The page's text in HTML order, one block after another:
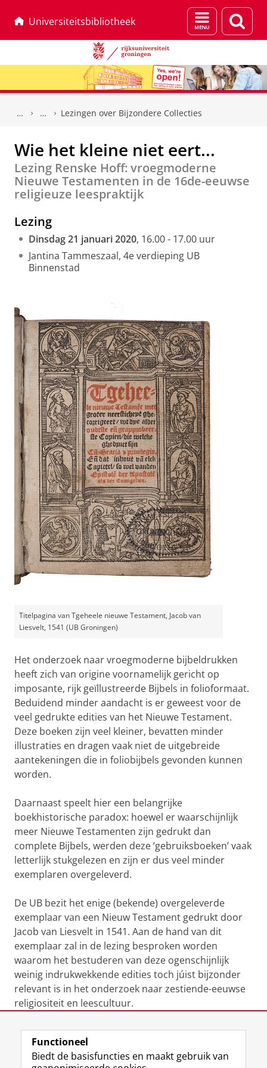
Universiteitsbibliotheek
Menu
en
Lezingen over Bijzondere Collecties
Wie het kleine niet eert...
Lezing Renske Hoff: vroegmoderne
Nieuwe Testamenten in de 16de-eeuwse
religieuze leespraktijk
Lezing
Dinsdag 21 januari 2020, 16.00 - 17.00 uur
Jantina Tammeszaal, 4e verdieping UB
Binnenstad
Titelpagina van Tgeheele nieuwe Testament, Jacob van
Liesvelt, 1541 (UB Groningen)
Het onderzoek naar vroegmoderne bijbeldrukken
heeft zich van origine voornamelijk gericht op
imposante, rijk geïllustreerde Bijbels in folioformaat.
Beduidend minder aandacht is er geweest voor de
veel gedrukte edities van het Nieuwe Testament.
Deze boeken zijn veel kleiner, bevatten minder
illustraties en dragen vaak niet de uitgebreide
aantekeningen die in foliobijbels gevonden kunnen
worden.
Daarnaast speelt hier een belangrijke
boekhistorische paradox: hoewel er waarschijnlijk
meer Nieuwe Testamenten zijn gedrukt dan
complete Bijbels, werden deze ‘gebruiksboeken’ vaak
letterlijk stukgelezen en zijn er dus veel minder
exemplaren overgeleverd.
De UB bezit het enige (bekende) overgeleverde
exemplaar van een Nieuw Testament gedrukt door
Jacob van Liesvelt in 1541. Aan de hand van dit
exemplaar zal in de lezing besproken worden
waarom het bestuderen van deze ogenschijnlijk
weinig indrukwekkende edities toch júist bijzonder
relevant is in het onderzoek naar zestiende-eeuwse
religiositeit en leescultuur.
Laatst gewijzigd: 02 oktober 2019 11:53
Functioneel
Biedt de basisfuncties en maakt gebruik van